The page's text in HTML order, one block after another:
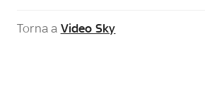
Torna a Video Sky